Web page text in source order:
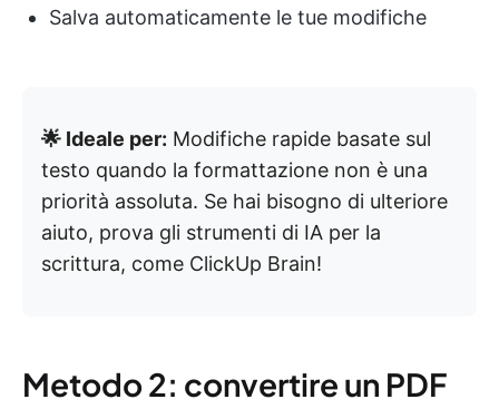
Salva automaticamente le tue modifiche
🌟 Ideale per: Modifiche rapide basate sul
testo quando la formattazione non è una
priorità assoluta. Se hai bisogno di ulteriore
aiuto, prova gli strumenti di IA per la
scrittura, come ClickUp Brain!
Metodo 2: convertire un PDF